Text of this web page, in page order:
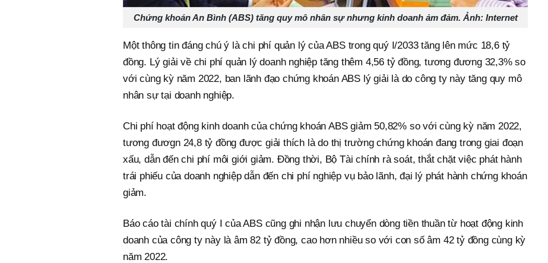
Chứng khoán An Bình (ABS) tăng quy mô nhân sự nhưng kinh doanh ảm đảm. Ảnh: Internet
Một thông tin đáng chú ý là chi phí quản lý của ABS trong quý I/2033 tăng lên mức 18,6 tỷ
đồng. Lý giải về chi phí quản lý doanh nghiệp tăng thêm 4,56 tỷ đồng, tương đương 32,3% so
với cùng kỳ năm 2022, ban lãnh đạo chứng khoán ABS lý giải là do công ty này tăng quy mô
nhân sự tại doanh nghiệp.
Chi phí hoạt động kinh doanh của chứng khoán ABS giảm 50,82% so với cùng kỳ năm 2022,
tương đươgn 24,8 tỷ đồng được giải thích là do thị trường chứng khoán đang trong giai đoạn
xấu, dẫn đến chi phí môi giới giảm. Đồng thời, Bộ Tài chính rà soát, thắt chặt việc phát hành
trái phiếu của doanh nghiệp dẫn đến chi phí nghiệp vụ bảo lãnh, đại lý phát hành chứng khoán
giảm.
Báo cáo tài chính quý I của ABS cũng ghi nhận lưu chuyển dòng tiền thuần từ hoạt động kinh
doanh của công ty này là âm 82 tỷ đồng, cao hơn nhiều so với con số âm 42 tỷ đồng cùng kỳ
năm 2022.